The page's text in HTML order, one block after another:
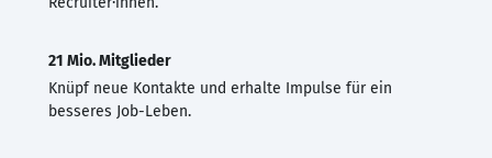
21 Mio. Mitglieder
Knüpf neue Kontakte und erhalte Impulse für ein
besseres Job-Leben.